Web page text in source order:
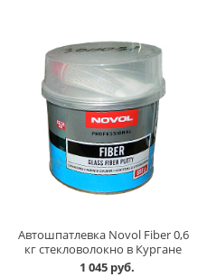
Автошпатлевка Novol Fiber 0,6
кг стекловолокно в Кургане
1 045 руб.